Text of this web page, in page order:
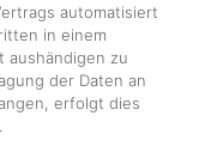
automatisiert
in einem
aushändigen zu
der Daten an
erfolgt dies